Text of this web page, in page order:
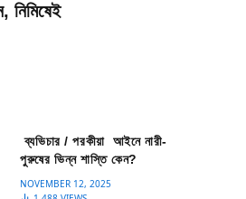
নিমিষেই
ব্যভিচার / পরকীয়া আইনে নারী-
পুরুষের ভিন্ন শাস্তি কেন?
NOVEMBER 12, 2025